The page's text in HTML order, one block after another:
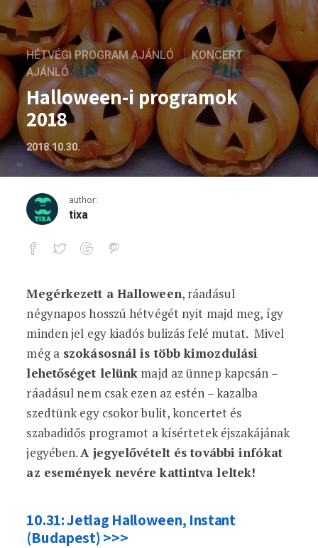
HÉTVÉGI PROGRAM AJÁNLÓ
KONCERT
AJÁNLÓ
Halloween-i programok
2018
2018.10.30.
author:
tixa
Halloween-i programok 2018
Megérkezett a Halloween, ráadásul
négynapos hosszú hétvégét nyit majd meg, így
minden jel egy kiadós bulizás felé mutat. Mivel
még aszokásosnál is több kimozdulási
lehetőséget lelünk majd az ünnep kapcsán –
ráadásul nem csak ezen az estén – kazalba
szedtünk egy csokor bulit, koncertet és
szabadidős programot a kísértetek éjszakájának
jegyében.A jegyelővételt és további infókat
az események nevére kattintva leltek!
10.31: Jetlag Halloween, Instant
(Budapest) >>>